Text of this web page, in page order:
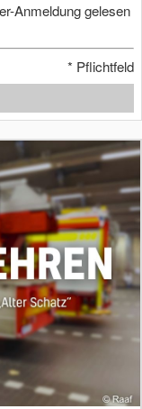
Anmeldung gelesen
* Pflichtfeld